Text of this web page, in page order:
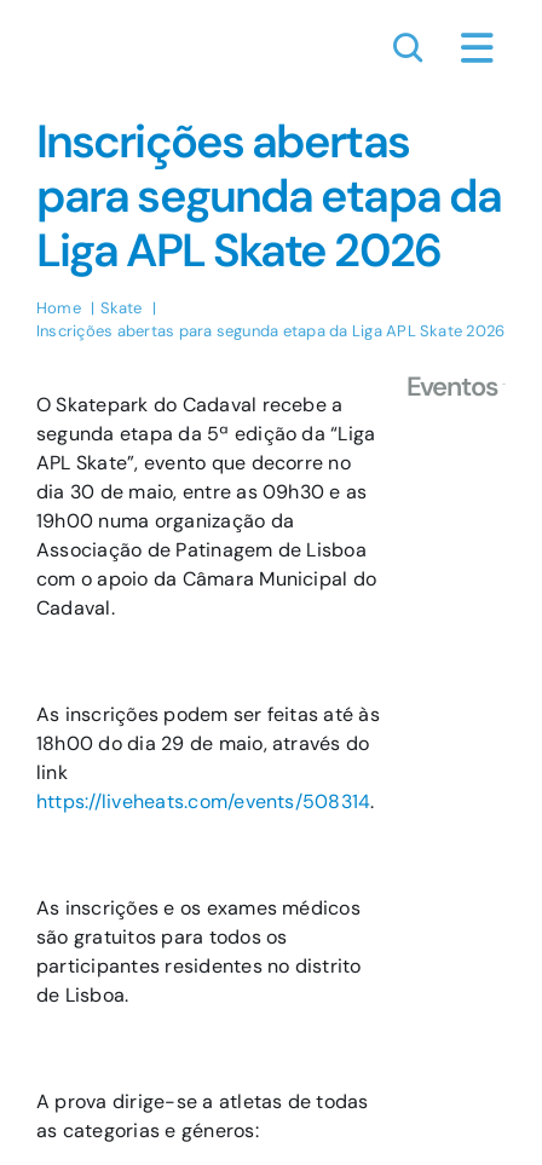
Inscrições abertas
para segunda etapa da
Liga APL Skate 2026
Home
Skate
Inscrições abertas para segunda etapa da Liga APL Skate 2026
O Skatepark do Cadaval recebe a
segunda etapa da 5ª edição da “Liga
APL Skate”, evento que decorre no
dia 30 de maio, entre as 09h30 e as
19h00 numa organização da
Associação de Patinagem de Lisboa
com o apoio da Câmara Municipal do
Cadaval.
As inscrições podem ser feitas até às
18h00 do dia 29 de maio, através do
link
https://liveheats.com/events/508314.
As inscrições e os exames médicos
são gratuitos para todos os
participantes residentes no distrito
de Lisboa.
A prova dirige-se a atletas de todas
as categorias e géneros:
Eventos